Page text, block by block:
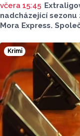
včera 15:45
nadcházející
Mora Express.
října. Stejně jako
destinací pražská
Spartu Praha.
Krimi